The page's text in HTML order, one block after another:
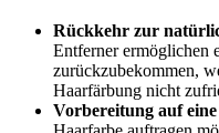
Rückkehr zur
Entferner ermöglichen
zurückzubekommen,
Haarfärbung nicht
Vorbereitung auf